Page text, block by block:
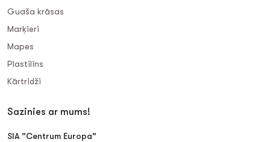
Guaša krāsas
Marķieri
Mapes
Plastilīns
Kārtridži
Sazinies ar mums!
SIA "Centrum Europa"